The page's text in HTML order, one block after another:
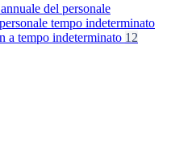
del personale
tempo indeterminato
a tempo indeterminato 12